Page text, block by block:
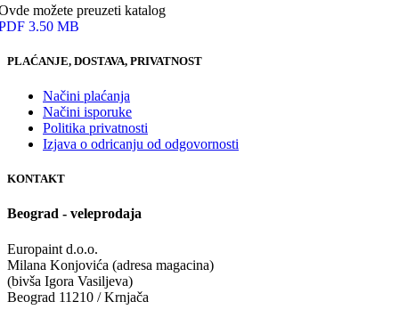
možete preuzeti katalog
3.50 MB
PLAĆANJE, DOSTAVA, PRIVATNOST
Načini plaćanja
Načini isporuke
Politika privatnosti
Izjava o odricanju od odgovornosti
KONTAKT
Beograd - veleprodaja
Europaint d.o.o.
Milana Konjovića (adresa magacina)
(bivša Igora Vasiljeva)
Beograd 11210 / Krnjača